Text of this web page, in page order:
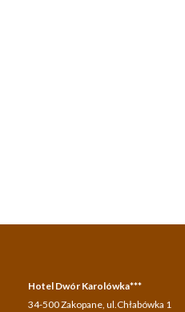
Hotel Dwór Karolówka***
34-500 Zakopane, ul.Chłabówka 1